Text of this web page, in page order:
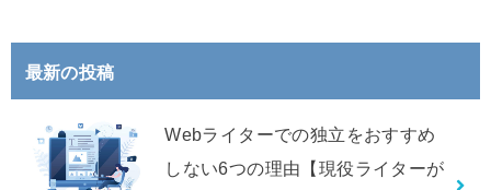
最新の投稿
Webライターでの独立をおすすめ
しない6つの理由【現役ライターが